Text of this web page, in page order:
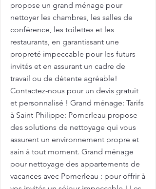
propose un grand ménage pour
nettoyer les chambres, les salles de
conférence, les toilettes et les
restaurants, en garantissant une
propreté impeccable pour les futurs
invités et en assurant un cadre de
travail ou de détente agréable!
Contactez-nous pour un devis gratuit
et personnalisé ! Grand ménage: Tarifs
à Saint-Philippe: Pomerleau propose
des solutions de nettoyage qui vous
assurent un environnement propre et
sain à tout moment. Grand ménage
pour nettoyage des appartements de
vacances avec Pomerleau : pour offrir à